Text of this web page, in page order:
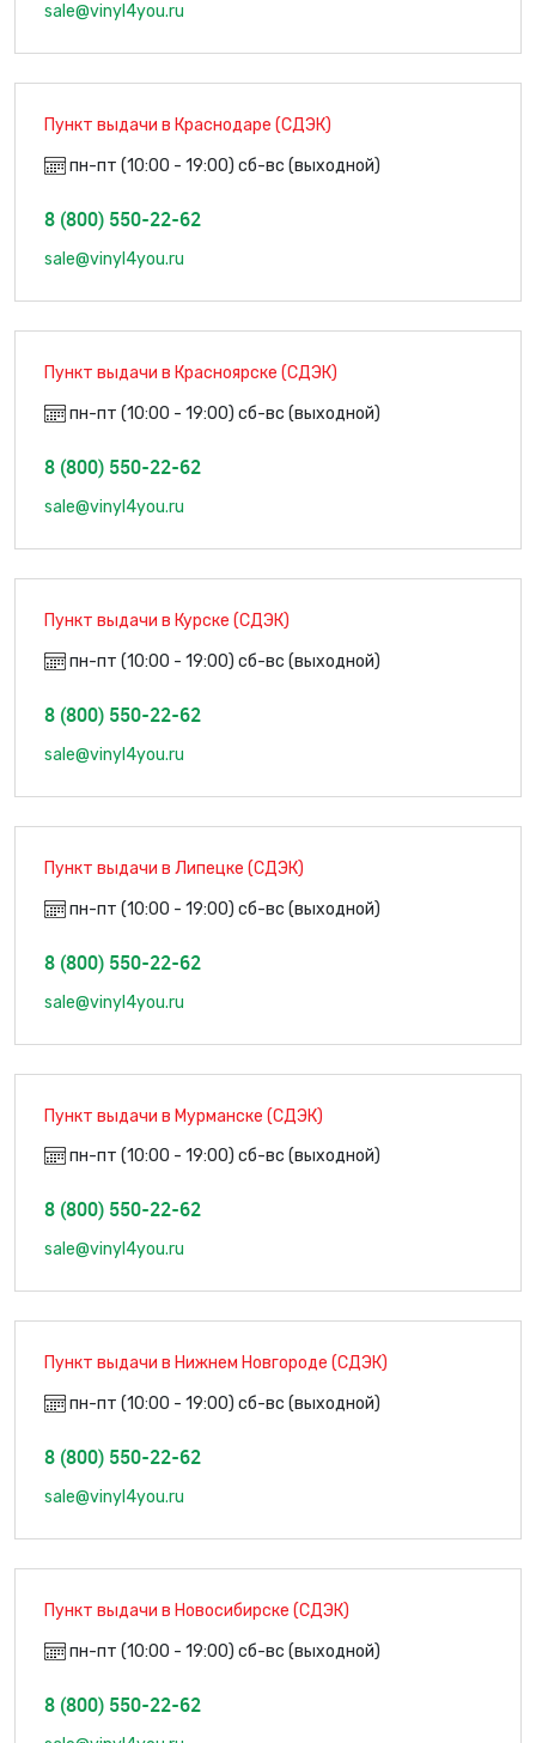
sale@vinyl4you.ru
Пункт выдачи в Краснодаре (СДЭК)
пн-пт (10:00 - 19:00) сб-вс (выходной)
8 (800) 550-22-62
sale@vinyl4you.ru
Пункт выдачи в Красноярске (СДЭК)
пн-пт (10:00 - 19:00) сб-вс (выходной)
8 (800) 550-22-62
sale@vinyl4you.ru
Пункт выдачи в Курске (СДЭК)
пн-пт (10:00 - 19:00) сб-вс (выходной)
8 (800) 550-22-62
sale@vinyl4you.ru
Пункт выдачи в Липецке (СДЭК)
пн-пт (10:00 - 19:00) сб-вс (выходной)
8 (800) 550-22-62
sale@vinyl4you.ru
Пункт выдачи в Мурманске (СДЭК)
пн-пт (10:00 - 19:00) сб-вс (выходной)
8 (800) 550-22-62
sale@vinyl4you.ru
Пункт выдачи в Нижнем Новгороде (СДЭК)
пн-пт (10:00 - 19:00) сб-вс (выходной)
8 (800) 550-22-62
sale@vinyl4you.ru
Пункт выдачи в Новосибирске (СДЭК)
пн-пт (10:00 - 19:00) сб-вс (выходной)
8 (800) 550-22-62